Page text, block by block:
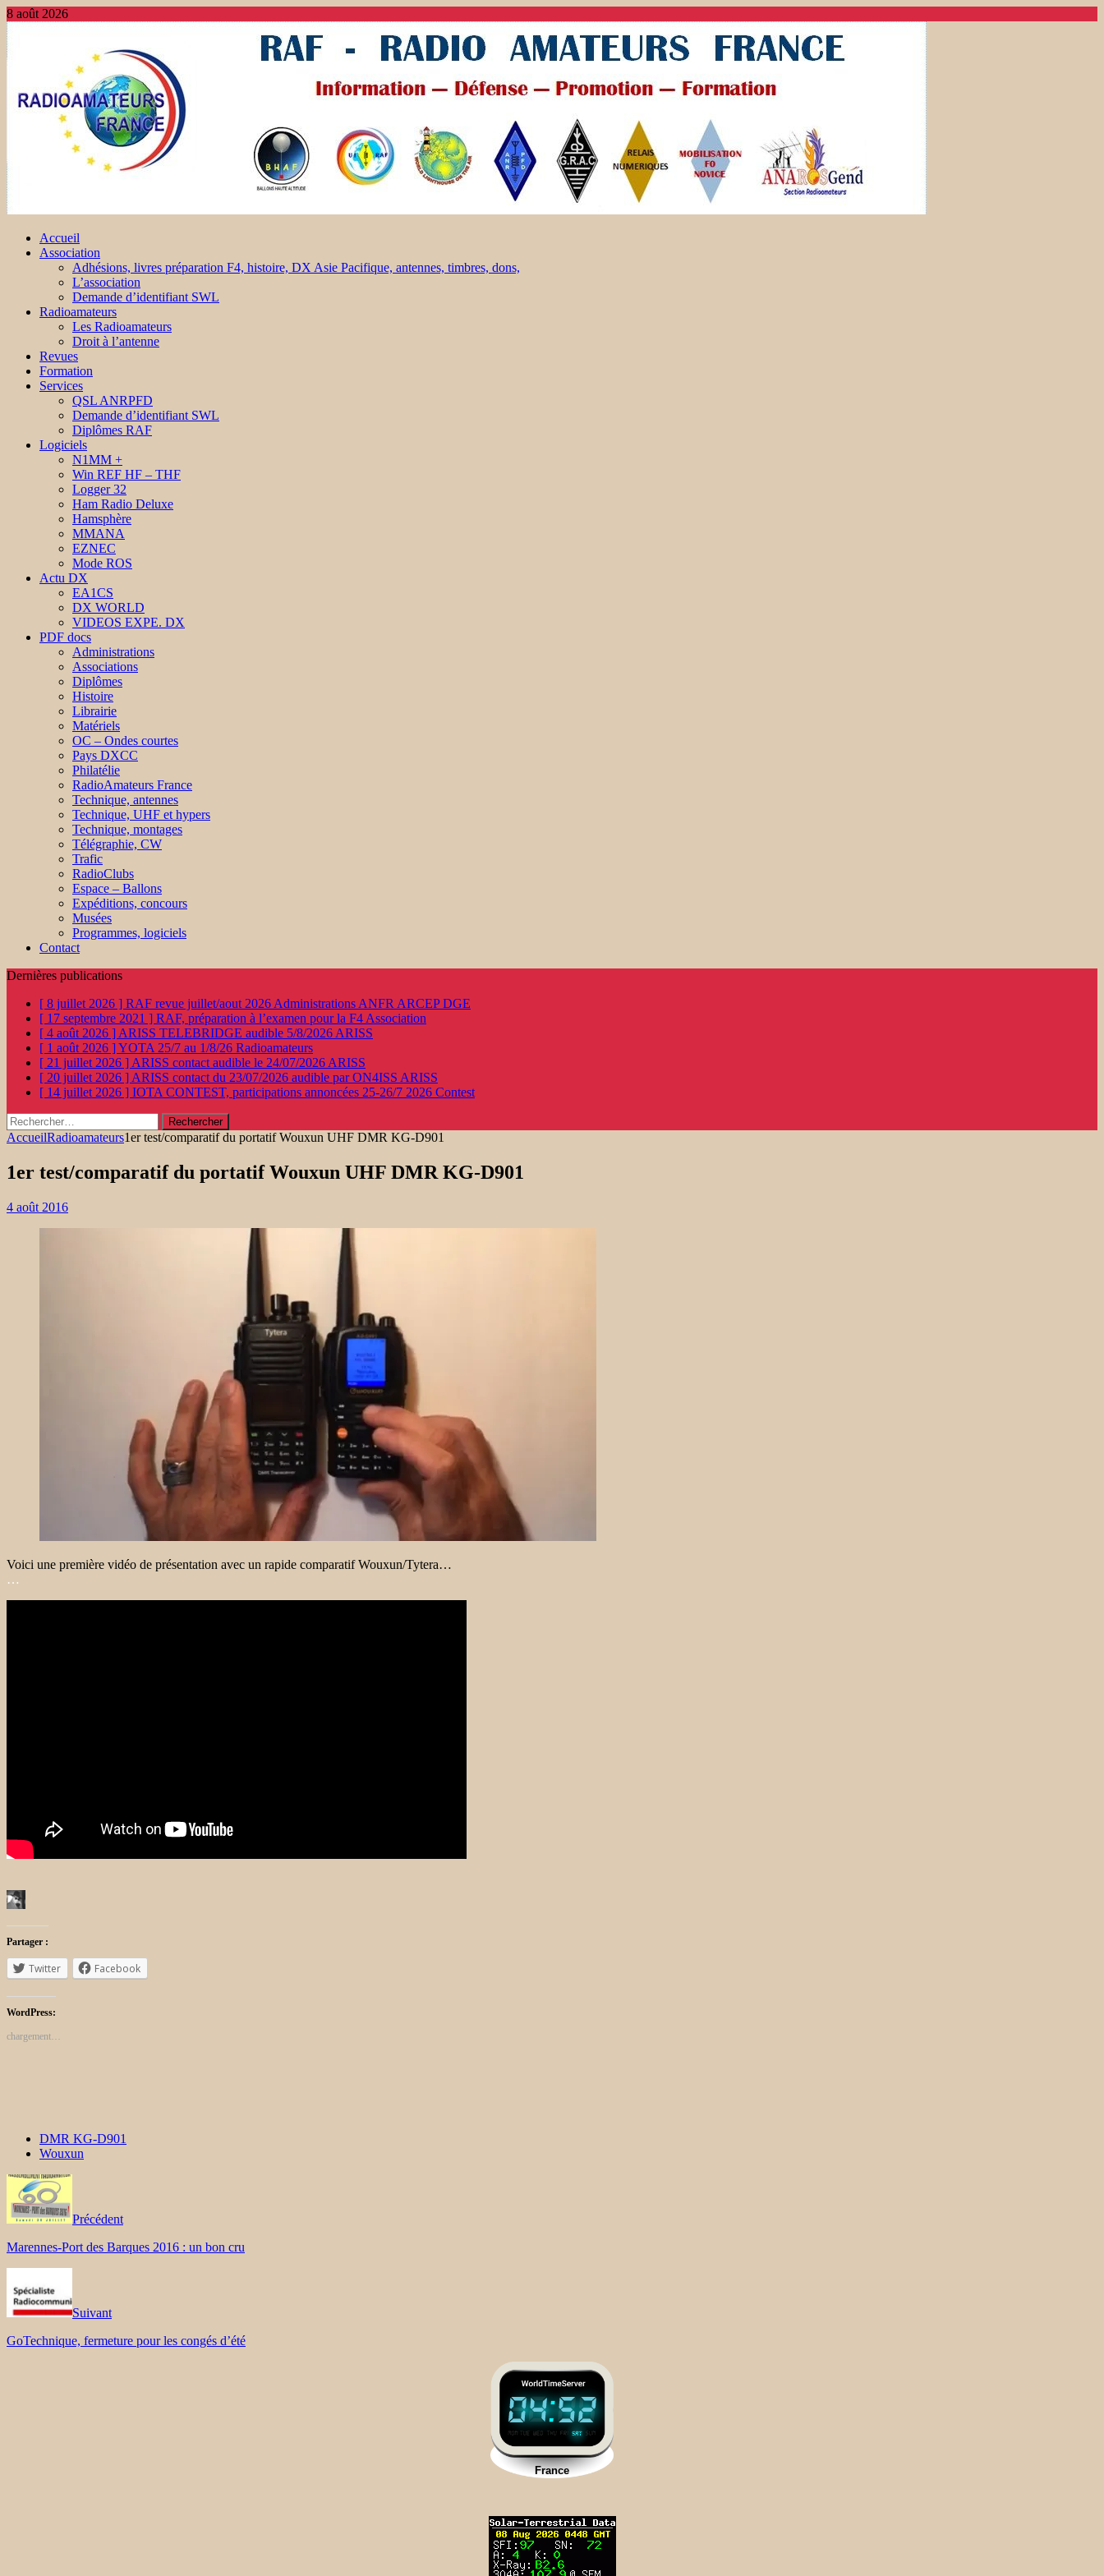
8 août 2026
Accueil
Association
Adhésions, livres préparation F4, histoire, DX Asie Pacifique, antennes, timbres, dons,
L’association
Demande d’identifiant SWL
Radioamateurs
Les Radioamateurs
Droit à l’antenne
Revues
Formation
Services
QSL ANRPFD
Demande d’identifiant SWL
Diplômes RAF
Logiciels
N1MM +
Win REF HF – THF
Logger 32
Ham Radio Deluxe
Hamsphère
MMANA
EZNEC
Mode ROS
Actu DX
EA1CS
DX WORLD
VIDEOS EXPE. DX
PDF docs
Administrations
Associations
Diplômes
Histoire
Librairie
Matériels
OC – Ondes courtes
Pays DXCC
Philatélie
RadioAmateurs France
Technique, antennes
Technique, UHF et hypers
Technique, montages
Télégraphie, CW
Trafic
RadioClubs
Espace – Ballons
Expéditions, concours
Musées
Programmes, logiciels
Contact
Dernières publications
[ 8 juillet 2026 ] RAF revue juillet/aout 2026 Administrations ANFR ARCEP DGE
[ 17 septembre 2021 ] RAF, préparation à l’examen pour la F4 Association
[ 4 août 2026 ] ARISS TELEBRIDGE audible 5/8/2026 ARISS
[ 1 août 2026 ]YOTA 25/7 au 1/8/26 Radioamateurs
[ 21 juillet 2026 ] ARISS contact audible le 24/07/2026 ARISS
[ 20 juillet 2026 ] ARISS contact du 23/07/2026 audible par ON4ISS ARISS
[ 14 juillet 2026 ] IOTA CONTEST, participations annoncées 25-26/7 2026 Contest
Rechercher :
AccueilRadioamateurs1er test/comparatif du portatif Wouxun UHF DMR KG-D901
1er test/comparatif du portatif Wouxun UHF DMR KG-D901
4 août 2016
Voici une première vidéo de présentation avec un rapide comparatif Wouxun/Tytera…
…
Partager :
Twitter Facebook
WordPress:
chargement…
DMR KG-D901
Wouxun
Précédent
Marennes-Port des Barques 2016 : un bon cru
Suivant
GoTechnique, fermeture pour les congés d’été